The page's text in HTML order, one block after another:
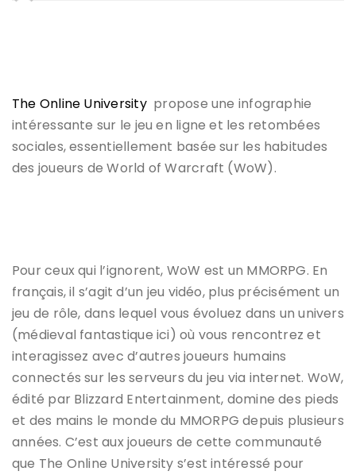
The Online University propose une infographie
intéressante sur le jeu en ligne et les retombées
sociales, essentiellement basée sur les habitudes
des joueurs de World of Warcraft (WoW).
Pour ceux qui l’ignorent, WoW est un MMORPG. En
français, il s’agit d’un jeu vidéo, plus précisément un
jeu de rôle, dans lequel vous évoluez dans un univers
(médieval fantastique ici) où vous rencontrez et
interagissez avec d’autres joueurs humains
connectés sur les serveurs du jeu via internet. WoW,
édité par Blizzard Entertainment, domine des pieds
et des mains le monde du MMORPG depuis plusieurs
années. C’est aux joueurs de cette communauté
que The Online University s’est intéressé pour